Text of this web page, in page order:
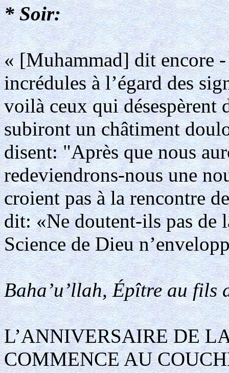
* Soir:
« [Muhammad] dit encore
incrédules à l’égard des
voilà ceux qui désespèrent
subiront un châtiment
disent: "Après que nous
redeviendrons-nous une
croient pas à la rencontre
dit: «Ne doutent-ils pas de
Science de Dieu
Baha’u’llah, Épître au fils
L’ANNIVERSAIRE DE
COMMENCE AU